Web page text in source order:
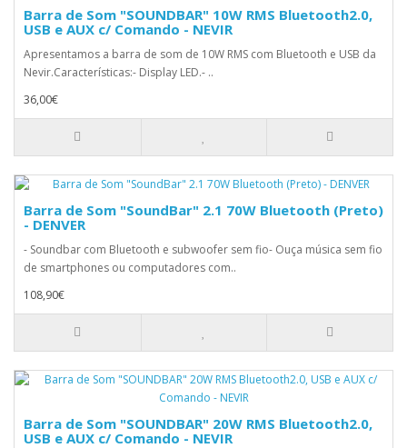
Barra de Som "SOUNDBAR" 10W RMS Bluetooth2.0,
USB e AUX c/ Comando - NEVIR
Apresentamos a barra de som de 10W RMS com Bluetooth e USB da
Nevir.Características:- Display LED.- ..
36,00€
Barra de Som "SoundBar" 2.1 70W Bluetooth (Preto)
- DENVER
- Soundbar com Bluetooth e subwoofer sem fio- Ouça música sem fio
de smartphones ou computadores com..
108,90€
Barra de Som "SOUNDBAR" 20W RMS Bluetooth2.0,
USB e AUX c/ Comando - NEVIR